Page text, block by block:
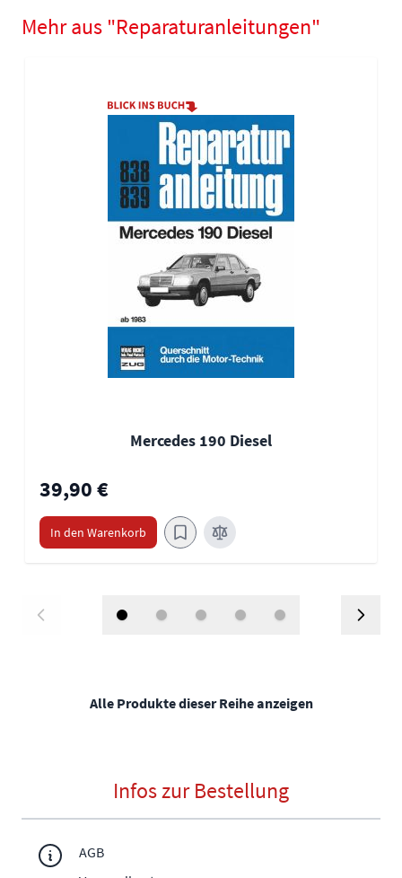
Mehr aus "Reparaturanleitungen"
Mercedes 190 Diesel
39,90 €
In den Warenkorb
Alle Produkte dieser Reihe anzeigen
Infos zur Bestellung
AGB